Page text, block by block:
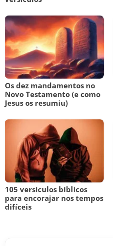
Os dez mandamentos no
Novo Testamento (e como
Jesus os resumiu)
105 versículos bíblicos
para encorajar nos tempos
difíceis